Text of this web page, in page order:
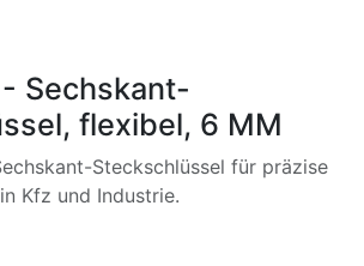
- Sechskant-
flexibel, 6 MM
Steckschlüssel für präzise
Kfz und Industrie.